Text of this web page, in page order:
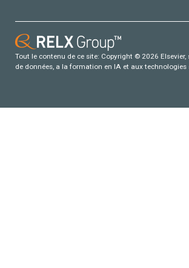
Tout le contenu de ce site: Copyright © 2026
de données, a la formation en IA et aux